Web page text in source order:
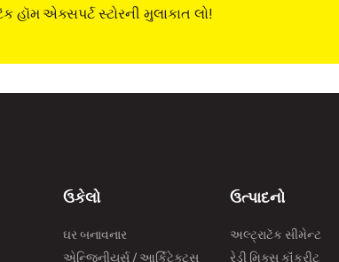
હૉમ એક્સપર્ટ સ્ટોરની મુલાકાત લો!
ઉકેલો
ઘર બનાવનાર
એન્જિનીયર્સ / આર્કિટેક્ટ્સ
ઉત્પાદનો
અલ્ટ્રાટૅક સીમેન્ટ
રેડી મિક્સ કૉંક્રીટ